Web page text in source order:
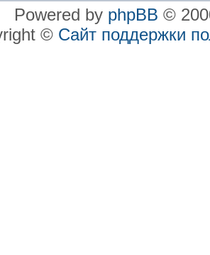
Powered by phpBB ©
© Сайт поддержки